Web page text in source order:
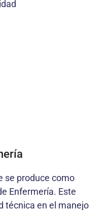
se produce como
Enfermería. Este
técnica en el manejo